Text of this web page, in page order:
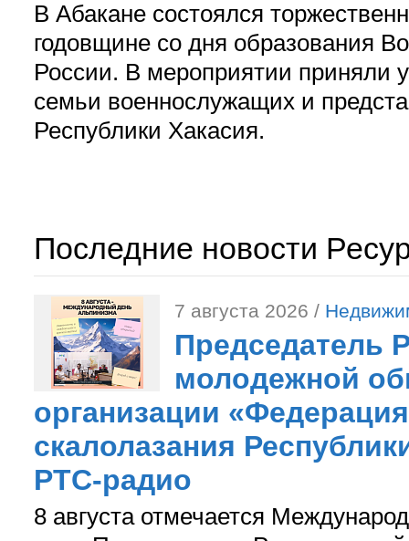
В Абакане состоялся
годовщине со дня образования
России. В мероприятии приняли
семьи военнослужащих и
Республики Хакасия.
Последние новости
7 августа 2026 /
Председатель
молодежной
организации
скалолазания
РТС-радио
8 августа отмечается